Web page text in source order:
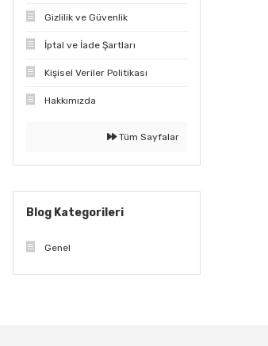
Gizlilik ve Güvenlik
İptal ve İade Şartları
Kişisel Veriler Politikası
Hakkımızda
Tüm Sayfalar
Blog Kategorileri
Genel